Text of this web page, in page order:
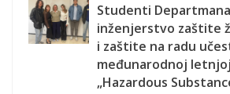
Studenti
inženjerstvo zaštite
i zaštite na radu
međunarodnoj
„Hazardous